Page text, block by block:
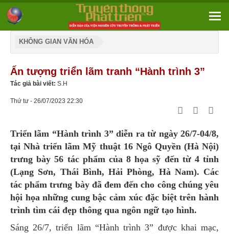
KHÔNG GIAN VĂN HÓA
Ấn tượng triển lãm tranh “Hành trình 3”
Tác giả bài viết: S.H
Thứ tư - 26/07/2023 22:30
Triển lãm “Hành trình 3” diễn ra từ ngày 26/7-04/8,
tại Nhà triển lãm Mỹ thuật 16 Ngô Quyền (Hà Nội)
trưng bày 56 tác phẩm của 8 họa sỹ đến từ 4 tỉnh
(Lạng Sơn, Thái Bình, Hải Phòng, Hà Nam). Các
tác phẩm trưng bày đã đem đến cho công chúng yêu
hội họa những cung bậc cảm xúc đặc biệt trên hành
trình tìm cái đẹp thông qua ngôn ngữ tạo hình.
Sáng 26/7, triển lãm “Hành trình 3” được khai mạc,